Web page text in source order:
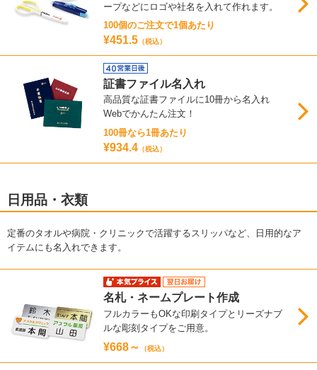
ープなどにロゴや社名を入れて作れます。
100個のご注文で1個あたり
¥451.5 （税込）
証書ファイル名入れ
高品質な証書ファイルに10冊から名入れ
Webでかんたん注文！
100冊なら1冊あたり
¥934.4 （税込）
日用品・衣類
定番のタオルや病院・クリニックで活躍するスリッパなど、日用的なア
イテムにも名入れできます。
名札・ネームプレート作成
フルカラーもOKな印刷タイプとリーズナブ
ルな彫刻タイプをご用意。
¥668～ （税込）